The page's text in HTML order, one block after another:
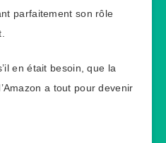
parfaitement son rôle
en était besoin, que la
a tout pour devenir